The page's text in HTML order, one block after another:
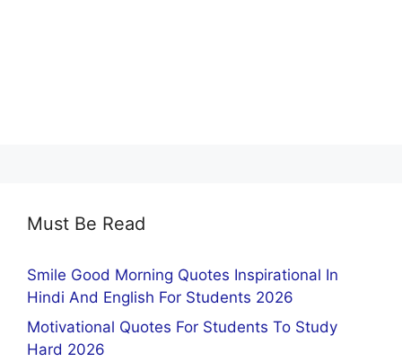
Must Be Read
Smile Good Morning Quotes Inspirational In
Hindi And English For Students 2026
Motivational Quotes For Students To Study
Hard 2026